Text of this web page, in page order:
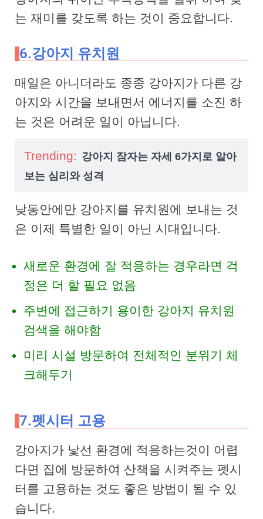
는 재미를 갖도록 하는 것이 중요합니다.
6.강아지 유치원
매일은 아니더라도 종종 강아지가 다른 강
아지와 시간을 보내면서 에너지를 소진 하
는 것은 어려운 일이 아닙니다.
Trending: 강아지 잠자는 자세 6가지로 알아
보는 심리와 성격
낮동안에만 강아지를 유치원에 보내는 것
은 이제 특별한 일이 아닌 시대입니다.
새로운 환경에 잘 적응하는 경우라면 걱
정은 더 할 필요 없음
주변에 접근하기 용이한 강아지 유치원
검색을 해야함
미리 시설 방문하여 전체적인 분위기 체
크해두기
7.펫시터 고용
강아지가 낯선 환경에 적응하는것이 어렵
다면 집에 방문하여 산책을 시켜주는 펫시
터를 고용하는 것도 좋은 방법이 될 수 있
습니다.